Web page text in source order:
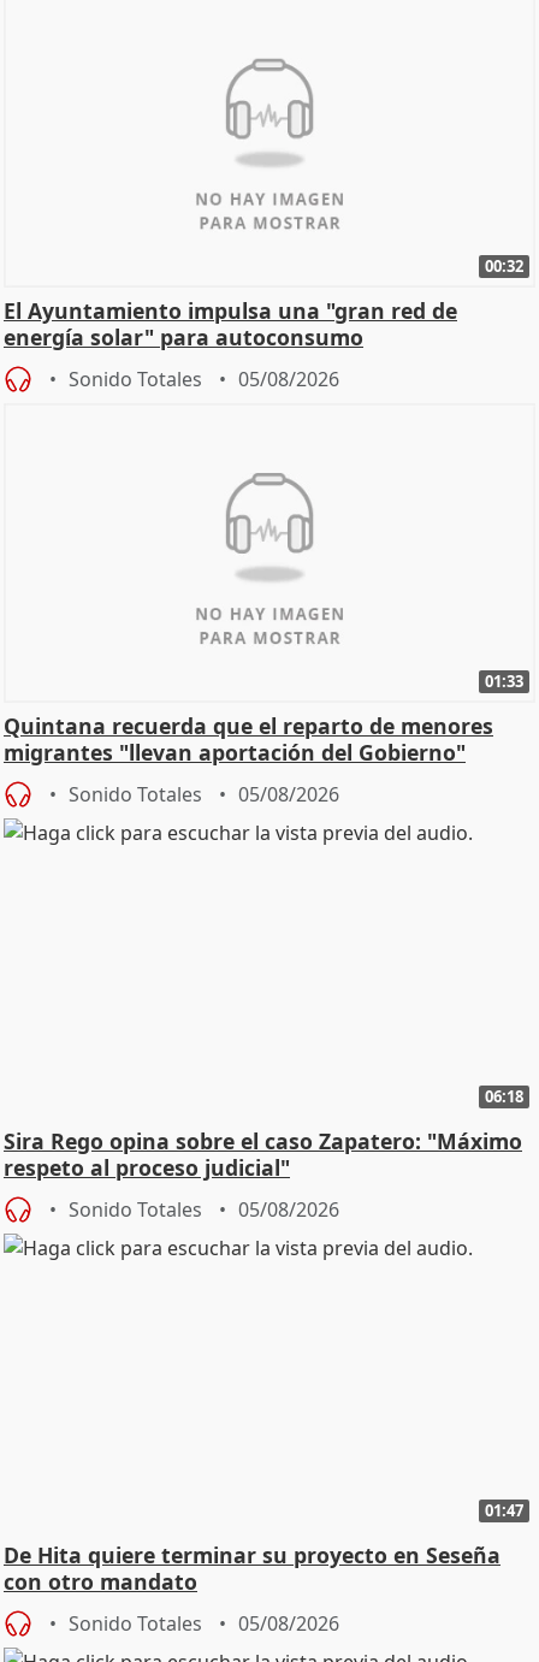
00:32
El Ayuntamiento impulsa una "gran red de
energía solar" para autoconsumo
Sonido Totales 05/08/2026
01:33
Quintana recuerda que el reparto de menores
migrantes "llevan aportación del Gobierno"
central
Sonido Totales 05/08/2026
06:18
Sira Rego opina sobre el caso Zapatero: "Máximo
respeto al proceso judicial"
Sonido Totales 05/08/2026
01:47
De Hita quiere terminar su proyecto en Seseña
con otro mandato
Sonido Totales 05/08/2026